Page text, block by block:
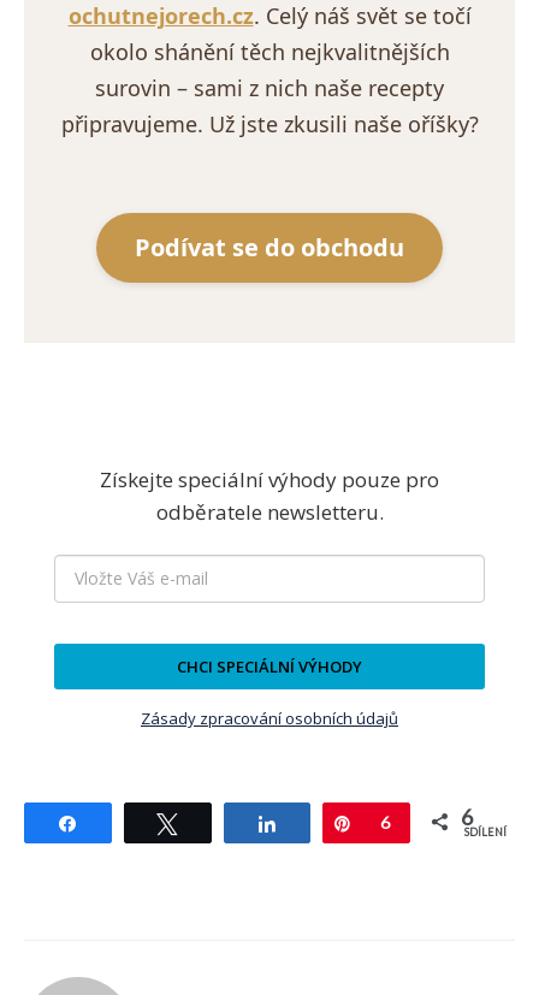
ochutnejorech.cz. Celý náš svět se točí
okolo shánění těch nejkvalitnějších
surovin – sami z nich naše recepty
připravujeme. Už jste zkusili naše oříšky?
Podívat se do obchodu
Získejte speciální výhody pouze pro
odběratele newsletteru.
CHCI SPECIÁLNÍ VÝHODY
Zásady zpracování osobních údajů
Tweetnout Sdílet Pin
6 6
SDÍLENÍ